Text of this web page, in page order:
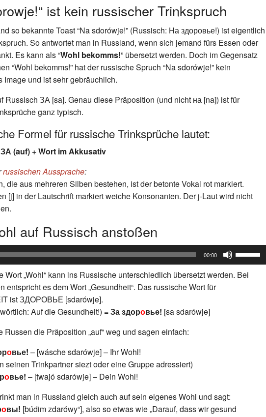
ist kein russischer Trinkspruch
so bekannte Toast “Na sdorówje!” (Russisch: Hа здоровье!) ist eigentlich
So antwortet man in Russland, wenn sich jemand fürs Essen oder
Es kann als “Wohl bekomms!” übersetzt werden. Doch im Gegensatz
“Wohl bekomms!” hat der russische Spruch “Na sdorówje!” kein
Image und ist sehr gebräuchlich.
Russisch ЗА [sa]. Genau diese Präposition (und nicht на [na]) ist für
ganz typisch.
Formel für russische Trinksprüche lautet:
(auf) + Wort im Akkusativ
russischen Aussprache:
die aus mehreren Silben bestehen, ist der betonte Vokal rot markiert.
[j] in der Lautschrift markiert weiche Konsonanten. Der j-Laut wird nicht
auf Russisch anstoßen
00:00
benutzen,
Wort „Wohl“ kann ins Russische unterschiedlich übersetzt werden. Bei
entspricht es dem Wort „Gesundheit“. Das russische Wort für
ist ЗДОРОВЬЕ [sdarówje].
Auf die Gesundheit!) = За здоровье! [sa sdarówje]
Russen die Präposition „auf“ weg und sagen einfach:
овье! – [wásche sdarówje] – Ihr Wohl!
seinen Trinkpartner siezt oder eine Gruppe adressiert)
овье! – [twajó sdarówje] – Dein Wohl!
man in Russland gleich auch auf sein eigenes Wohl und sagt:
овы! [búdim zdarówy“], also so etwas wie „Darauf, dass wir gesund